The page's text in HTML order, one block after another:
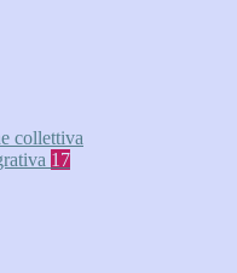
collettiva
17